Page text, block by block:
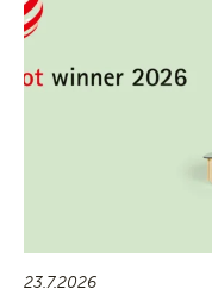
23.7.2026